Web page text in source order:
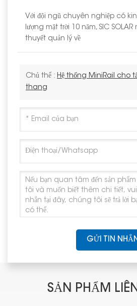
Với đội ngũ chuyên nghiệp có
lượng mặt trời 10 năm, SIC
thuyết quản lý về
Chủ thể : Hệ thống MiniRail cho
thang
GỬI TIN
SẢN PHẨM